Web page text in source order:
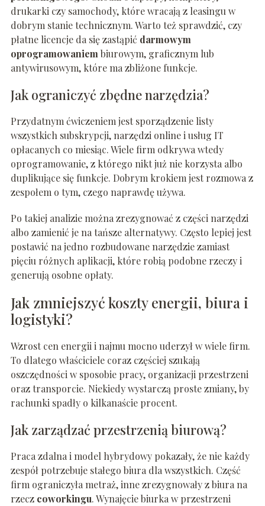
drukarki czy samochody, które wracają z leasingu w
dobrym stanie technicznym. Warto też sprawdzić, czy
płatne licencje da się zastąpić darmowym
oprogramowaniembiurowym, graficznym lub
antywirusowym, które ma zbliżone funkcje.
Jak ograniczyć zbędne narzędzia?
Przydatnym ćwiczeniem jest sporządzenie listy
wszystkich subskrypcji, narzędzi online i usług IT
opłacanych co miesiąc. Wiele firm odkrywa wtedy
oprogramowanie, z którego nikt już nie korzysta albo
duplikujące się funkcje. Dobrym krokiem jest rozmowa z
zespołem o tym, czego naprawdę używa.
Po takiej analizie można zrezygnować z części narzędzi
albo zamienić je na tańsze alternatywy. Często lepiej jest
postawić na jedno rozbudowane narzędzie zamiast
pięciu różnych aplikacji, które robią podobne rzeczy i
generują osobne opłaty.
Jak zmniejszyć koszty energii, biura i
logistyki?
Wzrost cen energii i najmu mocno uderzył w wiele firm.
To dlatego właściciele coraz częściej szukają
oszczędności w sposobie pracy, organizacji przestrzeni
oraz transporcie. Niekiedy wystarczą proste zmiany, by
rachunki spadły o kilkanaście procent.
Jak zarządzać przestrzenią biurową?
Praca zdalna i model hybrydowy pokazały, że nie każdy
zespół potrzebuje stałego biura dla wszystkich. Część
firm ograniczyła metraż, inne zrezygnowały z biura na
rzecz coworkingu. Wynajęcie biurka w przestrzeni